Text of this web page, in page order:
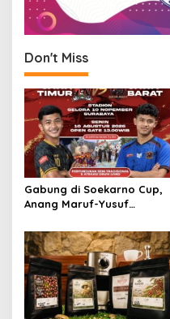
Don't Miss
Gabung di Soekarno Cup,
Anang Maruf-Yusuf
Muda dari Pelosok Tanah
Air